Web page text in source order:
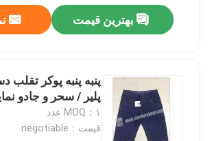
بهترین قیمت
پنبه پنبه پوکر تقلب
پلیر / سحر و جادو
MOQ：۱ عدد
قیمت：negotiable